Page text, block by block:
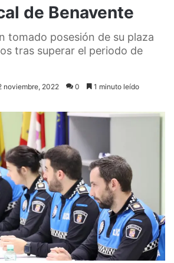
de Benavente
tomado posesión de su plaza
tras superar el periodo de
noviembre, 2022 0 1 minuto leído